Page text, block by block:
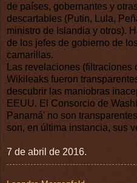
de países, gobernantes y
descartables (Putin, Lula,
ministro de Islandia y otros).
de los jefes de gobierno de
camarillas.
Las revelaciones
Wikileaks fueron
descubrir las maniobras
EEUU. El Consorcio de
Panamá' no son
son, en última instancia, sus
7 de abril de 2016.